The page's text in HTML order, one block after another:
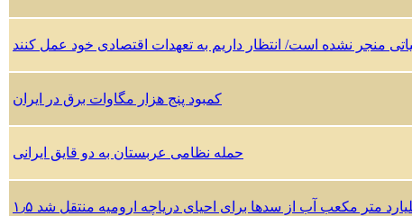
منجر نشده است/ انتظار داریم به تعهدات اقتصادی خود عمل کنند
کمبود پنج هزار مگاوات برق در ایران
حمله نظامی عربستان به دو قایق ایرانی
میلیارد متر مکعب آب از سدها برای احیای دریاچه ارومیه منتقل شد